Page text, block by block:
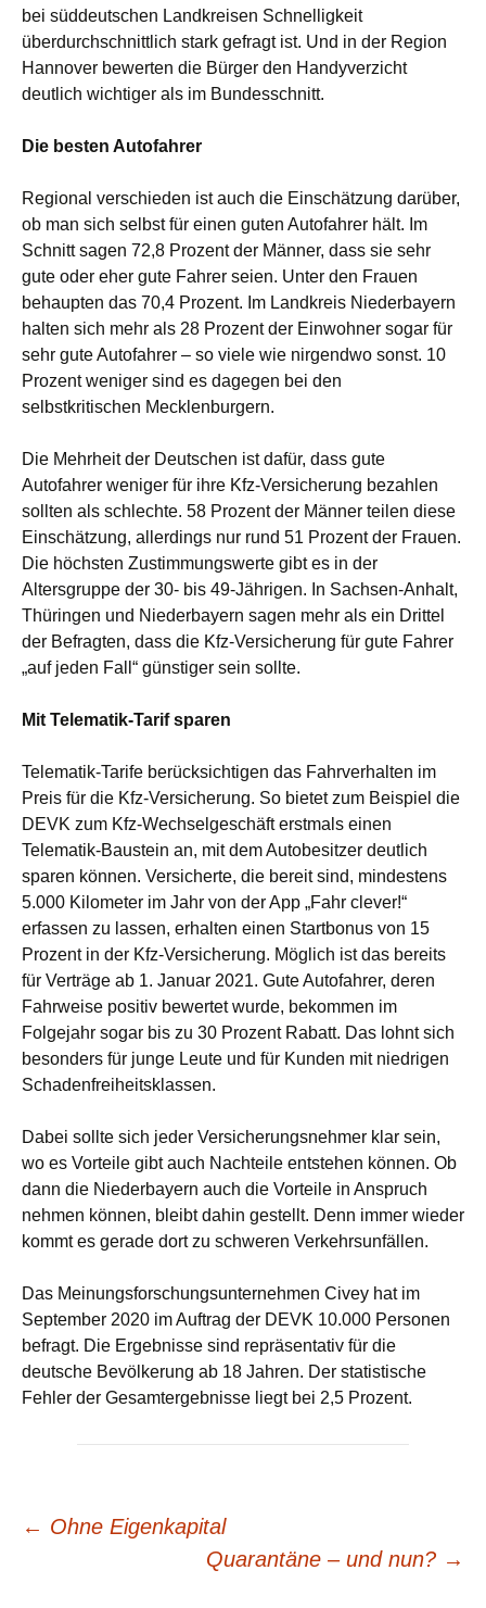
bei süddeutschen Landkreisen Schnelligkeit
überdurchschnittlich stark gefragt ist. Und in der Region
Hannover bewerten die Bürger den Handyverzicht
deutlich wichtiger als im Bundesschnitt.
Die besten Autofahrer
Regional verschieden ist auch die Einschätzung darüber,
ob man sich selbst für einen guten Autofahrer hält. Im
Schnitt sagen 72,8 Prozent der Männer, dass sie sehr
gute oder eher gute Fahrer seien. Unter den Frauen
behaupten das 70,4 Prozent. Im Landkreis Niederbayern
halten sich mehr als 28 Prozent der Einwohner sogar für
sehr gute Autofahrer – so viele wie nirgendwo sonst. 10
Prozent weniger sind es dagegen bei den
selbstkritischen Mecklenburgern.
Die Mehrheit der Deutschen ist dafür, dass gute
Autofahrer weniger für ihre Kfz-Versicherung bezahlen
sollten als schlechte. 58 Prozent der Männer teilen diese
Einschätzung, allerdings nur rund 51 Prozent der Frauen.
Die höchsten Zustimmungswerte gibt es in der
Altersgruppe der 30- bis 49-Jährigen. In Sachsen-Anhalt,
Thüringen und Niederbayern sagen mehr als ein Drittel
der Befragten, dass die Kfz-Versicherung für gute Fahrer
„auf jeden Fall“ günstiger sein sollte.
Mit Telematik-Tarif sparen
Telematik-Tarife berücksichtigen das Fahrverhalten im
Preis für die Kfz-Versicherung. So bietet zum Beispiel die
DEVK zum Kfz-Wechselgeschäft erstmals einen
Telematik-Baustein an, mit dem Autobesitzer deutlich
sparen können. Versicherte, die bereit sind, mindestens
5.000 Kilometer im Jahr von der App „Fahr clever!“
erfassen zu lassen, erhalten einen Startbonus von 15
Prozent in der Kfz-Versicherung. Möglich ist das bereits
für Verträge ab 1. Januar 2021. Gute Autofahrer, deren
Fahrweise positiv bewertet wurde, bekommen im
Folgejahr sogar bis zu 30 Prozent Rabatt. Das lohnt sich
besonders für junge Leute und für Kunden mit niedrigen
Schadenfreiheitsklassen.
Dabei sollte sich jeder Versicherungsnehmer klar sein,
wo es Vorteile gibt auch Nachteile entstehen können. Ob
dann die Niederbayern auch die Vorteile in Anspruch
nehmen können, bleibt dahin gestellt. Denn immer wieder
kommt es gerade dort zu schweren Verkehrsunfällen.
Das Meinungsforschungsunternehmen Civey hat im
September 2020 im Auftrag der DEVK 10.000 Personen
befragt. Die Ergebnisse sind repräsentativ für die
deutsche Bevölkerung ab 18 Jahren. Der statistische
Fehler der Gesamtergebnisse liegt bei 2,5 Prozent.
Beitrags-
← Ohne Eigenkapital
Quarantäne – und nun? →